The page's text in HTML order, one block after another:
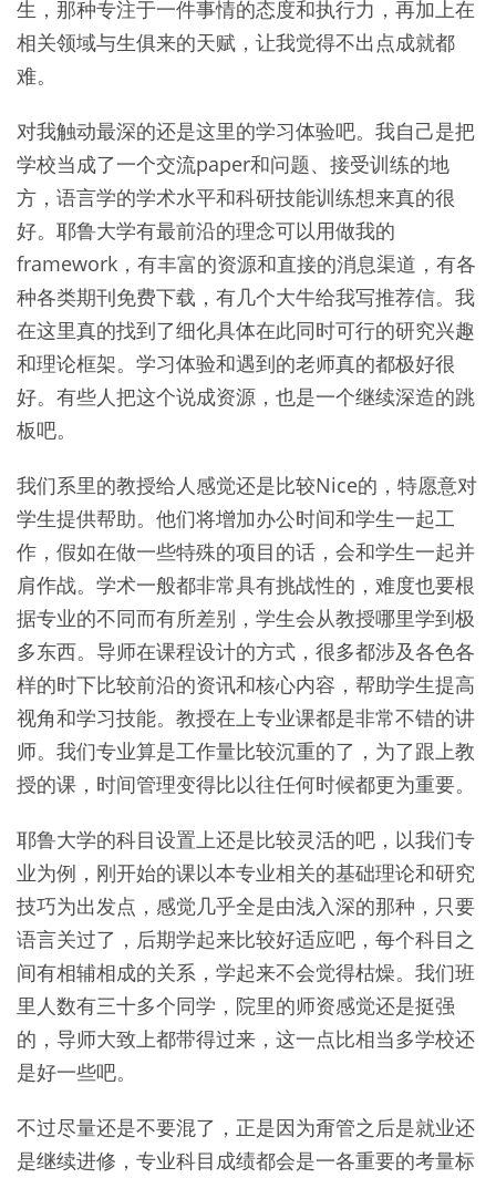
生，那种专注于一件事情的态度和执行力，再加上在
相关领域与生俱来的天赋，让我觉得不出点成就都
难。
对我触动最深的还是这里的学习体验吧。我自己是把
学校当成了一个交流paper和问题、接受训练的地
方，语言学的学术水平和科研技能训练想来真的很
好。耶鲁大学有最前沿的理念可以用做我的
framework，有丰富的资源和直接的消息渠道，有各
种各类期刊免费下载，有几个大牛给我写推荐信。我
在这里真的找到了细化具体在此同时可行的研究兴趣
和理论框架。学习体验和遇到的老师真的都极好很
好。有些人把这个说成资源，也是一个继续深造的跳
板吧。
我们系里的教授给人感觉还是比较Nice的，特愿意对
学生提供帮助。他们将增加办公时间和学生一起工
作，假如在做一些特殊的项目的话，会和学生一起并
肩作战。学术一般都非常具有挑战性的，难度也要根
据专业的不同而有所差别，学生会从教授哪里学到极
多东西。导师在课程设计的方式，很多都涉及各色各
样的时下比较前沿的资讯和核心内容，帮助学生提高
视角和学习技能。教授在上专业课都是非常不错的讲
师。我们专业算是工作量比较沉重的了，为了跟上教
授的课，时间管理变得比以往任何时候都更为重要。
耶鲁大学的科目设置上还是比较灵活的吧，以我们专
业为例，刚开始的课以本专业相关的基础理论和研究
技巧为出发点，感觉几乎全是由浅入深的那种，只要
语言关过了，后期学起来比较好适应吧，每个科目之
间有相辅相成的关系，学起来不会觉得枯燥。我们班
里人数有三十多个同学，院里的师资感觉还是挺强
的，导师大致上都带得过来，这一点比相当多学校还
是好一些吧。
不过尽量还是不要混了，正是因为甭管之后是就业还
是继续进修，专业科目成绩都会是一各重要的考量标